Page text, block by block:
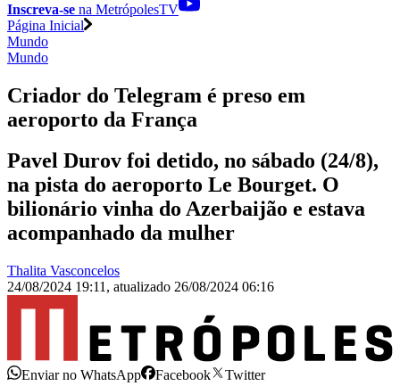
Inscreva-se na MetrópolesTV
Página Inicial
Mundo
Mundo
Criador do Telegram é preso em
aeroporto da França
Pavel Durov foi detido, no sábado (24/8),
na pista do aeroporto Le Bourget. O
bilionário vinha do Azerbaijão e estava
acompanhado da mulher
Thalita Vasconcelos
24/08/2024 19:11 , atualizado 26/08/2024 06:16
Enviar no WhatsApp Facebook
Twitter